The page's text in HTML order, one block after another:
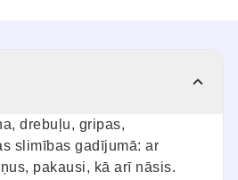
drebuļu, gripas,
slimības gadījumā: ar
pakausi, kā arī nāsis.